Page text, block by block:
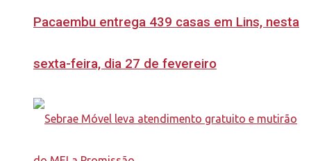
Pacaembu entrega 439 casas em Lins, nesta
sexta-feira, dia 27 de fevereiro